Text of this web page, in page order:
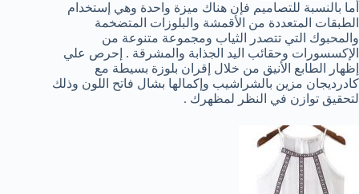
أما بالنسبة للتصاميم فإن هناك ميزة واحدة وهي إستخدام
الطبقات المتعددة من الأقمشة والبلوزات المتضخمة
والمحبوك التي تتصدر الثياب ومجموعة متنوعة من
الإكسسورات وحقائب اليد الجذابة والمشرقة . إحرص علي
إظهار الطابع الأنيق من خلال إقران بلوزة بسيطة مع
كادرديجان مزين بالشراشيب وإكمالها بشال فاتح اللون وذلك
لتحقيق توازن في النظر لمظهرك .